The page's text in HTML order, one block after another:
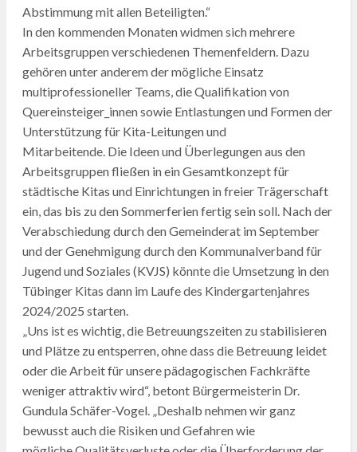
Abstimmung mit allen Beteiligten.“
In den kommenden Monaten widmen sich mehrere
Arbeitsgruppen verschiedenen Themenfeldern. Dazu
gehören unter anderem der mögliche Einsatz
multiprofessioneller Teams, die Qualifikation von
Quereinsteiger_innen sowie Entlastungen und Formen der
Unterstützung für Kita-Leitungen und
Mitarbeitende. Die Ideen und Überlegungen aus den
Arbeitsgruppen fließen in ein Gesamtkonzept für
städtische Kitas und Einrichtungen in freier Trägerschaft
ein, das bis zu den Sommerferien fertig sein soll. Nach der
Verabschiedung durch den Gemeinderat im September
und der Genehmigung durch den Kommunalverband für
Jugend und Soziales (KVJS) könnte die Umsetzung in den
Tübinger Kitas dann im Laufe des Kindergartenjahres
2024/2025 starten.
„Uns ist es wichtig, die Betreuungszeiten zu stabilisieren
und Plätze zu entsperren, ohne dass die Betreuung leidet
oder die Arbeit für unsere pädagogischen Fachkräfte
weniger attraktiv wird“, betont Bürgermeisterin Dr.
Gundula Schäfer-Vogel. „Deshalb nehmen wir ganz
bewusst auch die Risiken und Gefahren wie